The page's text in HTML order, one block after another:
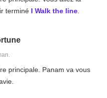
terminé I Walk the line.
principale. Panam va vous